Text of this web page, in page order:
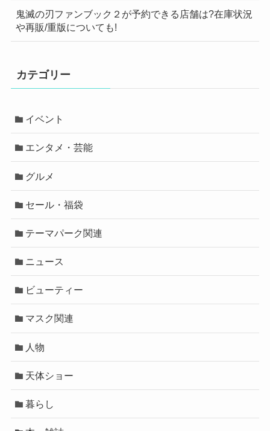
鬼滅の刃ファンブック２が予約できる店舗は?在庫状況
や再販/重版についても!
カテゴリー
イベント
エンタメ・芸能
グルメ
セール・福袋
テーマパーク関連
ニュース
ビューティー
マスク関連
人物
天体ショー
暮らし